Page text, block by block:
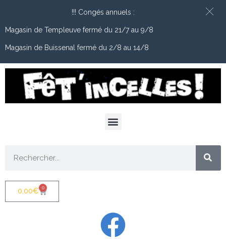
0,00€ 0
!!! Congés annuels :
Magasin de Templeuve fermé du 21/7 au 9/8
Magasin de Buissenal fermé du 2/8 au 14/8